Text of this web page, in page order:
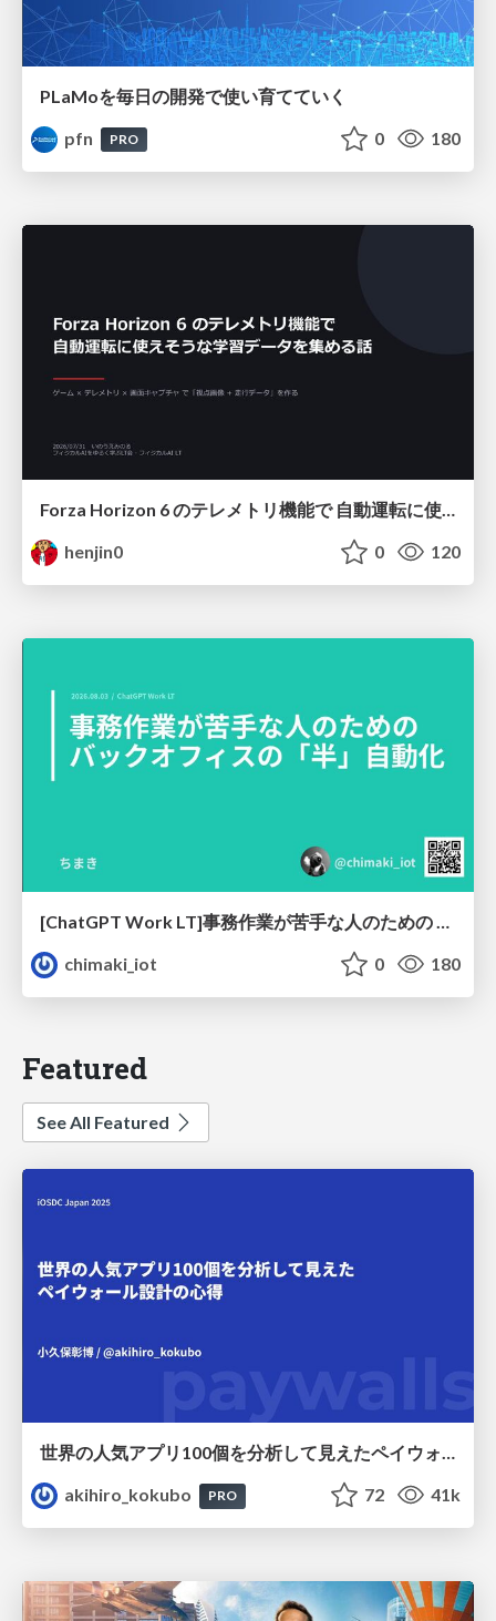
PLaMoを毎日の開発で使い育てていく
pfn
PRO 0 180
henjin0
0 120
[ChatGPT Work LT]事務作業が苦手な人のための バックオフィスの「半」自動化
chimaki_iot
0 180
Featured
See All Featured
世界の人気アプリ100個を分析して見えたペイウォール設計の心得
akihiro_kokubo
PRO 72 41k